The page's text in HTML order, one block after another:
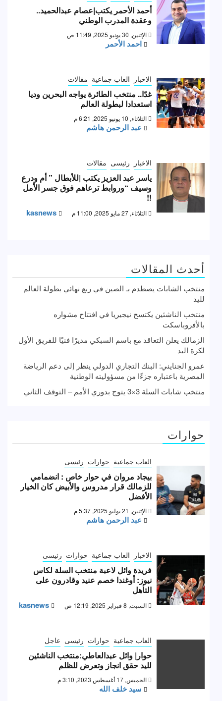
أحمد الأحمر يكتب|عصام عبدالحميد..
وعقدة المدرب الوطني
الإثنين, 30 يونيو 2025, 11:49 ص
احمد الأحمر
الاخبار العاب جماعية مقالات
غدًا.. منتخب الطائرة يواجه البحرين وديا
استعدادا لبطولة العالم
الثلاثاء, 10 يونيو 2025, 6:21 م
عبد الرحمن هاشم
الاخبار رئيسى مقالات
ياسر عبد العزيز يكتب |للأبطال ” أم ودرع
وسيف “وروابط ترعاهم فوق جسر الأمل
!!
الثلاثاء, 27 مايو 2025, 11:00 م kasnews
أحدث المقالات
منتخب الشابات يصطدم بـ الصين في ربع نهائي بطولة العالم
لليد
منتخب الناشئين يكتسح نيجيريا في افتتاح مشواره
بالأفروباسكت
الزمالك يعلن التعاقد مع باسم السبكي مديرًا فنيًا للفريق الأول
لكرة اليد
عمرو الجنايني: البنك التجاري الدولي ينظر إلى دعم الرياضة
المصرية باعتباره جزءًا من مسؤوليته الوطنية
منتخب شابات السلة 3×3 يتوج بدوري الأمم – التوقف الثاني
حوارات
العاب جماعية حوارات رئيسى
بيجاد مروان في حوار خاص : انضمامي
للزمالك قرار مدروس والأبيض كان الخيار
الأفضل
الإثنين, 21 يوليو 2025, 5:37 م
عبد الرحمن هاشم
الاخبار العاب جماعية حوارات رئيسى
فريدة وائل لاعبة منتخب السلة لكاس
نيوز: أوغندا خصم عنيد وقادرون على
التأهل
السبت, 8 فبراير 2025, 12:19 ص kasnews
العاب جماعية حوارات رئيسى عاجل
حوار| وائل عبدالعاطي:منتخب الناشئين
لليد حقق انجاز وتعرض للظلم
الخميس, 17 أغسطس 2023, 3:10 م
سيد خلف الله